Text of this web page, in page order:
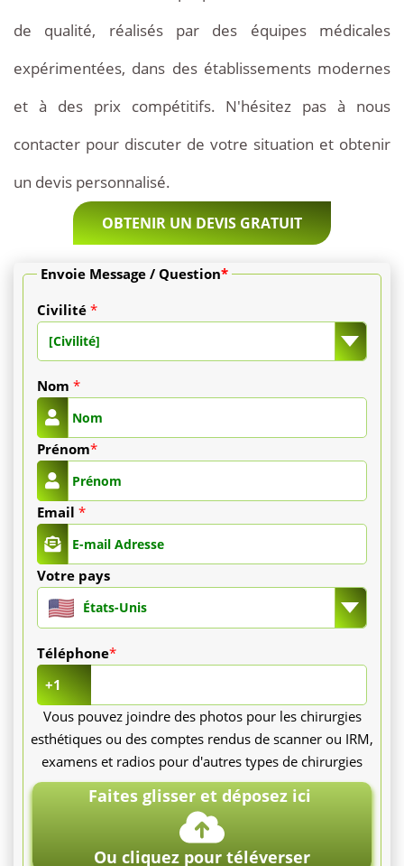
7
jours
est
facturée
de
000
Une
hospitalisation
réanimation
jours
de
de qualité, réalisés par des équipes médicales
expérimentées, dans des établissements modernes
et à des prix compétitifs. N'hésitez pas à nous
contacter pour discuter de votre situation et obtenir
un devis personnalisé.
OBTENIR UN DEVIS GRATUIT
Envoie Message / Question*
Civilité *
[Civilité]
Nom *
Prénom*
Email *
Votre pays
États-Unis
Téléphone*
+1
Vous pouvez joindre des photos pour les chirurgies
esthétiques ou des comptes rendus de scanner ou IRM,
examens et radios pour d'autres types de chirurgies
Faites glisser et déposez ici
Ou cliquez pour téléverser